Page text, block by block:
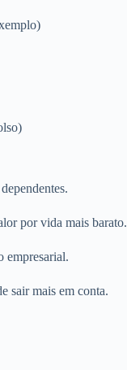
por vida mais barato.
empresarial.
sair mais em conta.